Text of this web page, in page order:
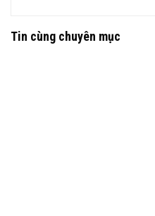
Tin cùng chuyên mục